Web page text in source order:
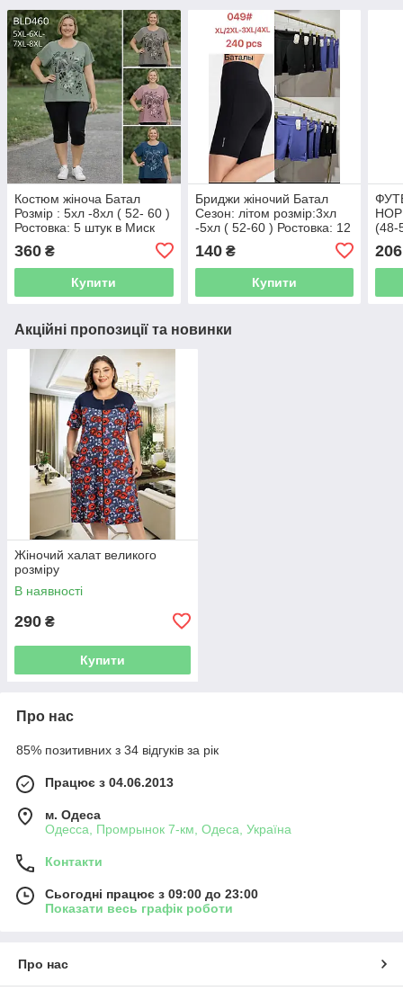
Костюм жіноча Батал
Розмір : 5хл -8хл ( 52- 60 )
Ростовка: 5 штук в Миск
кольору Товар фабричний
360 ₴
Купити
Бриджи жіночий Батал
Сезон: літом розмір:3хл
-5хл ( 52-60 ) Ростовка: 12
штук можна 6 В миск колір
Тканина: рубчик хлопок
140₴
Купити
(48-
Акційні пропозиції та новинки
Жіночий халат великого
розміру
В наявності
290 ₴
Купити
Про нас
85% позитивних з 34 відгуків за рік
Працює з 04.06.2013
м. Одеса
Одесса, Промрынок 7-км, Одеса, Україна
Контакти
Сьогодні працює з 09:00 до 23:00
Показати весь графік роботи
Про нас